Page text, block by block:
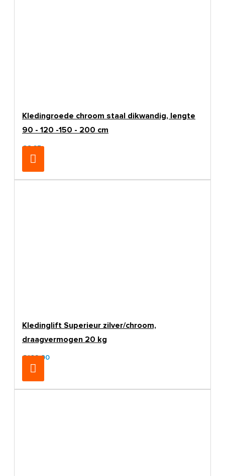
Kledingroede chroom staal dikwandig, lengte
90 - 120 -150 - 200 cm
€8,25
Kledinglift Superieur zilver/chroom,
draagvermogen 20 kg
€169,00